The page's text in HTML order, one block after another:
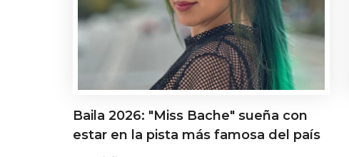
Baila 2026: "Miss Bache" sueña con
estar en la pista más famosa del país